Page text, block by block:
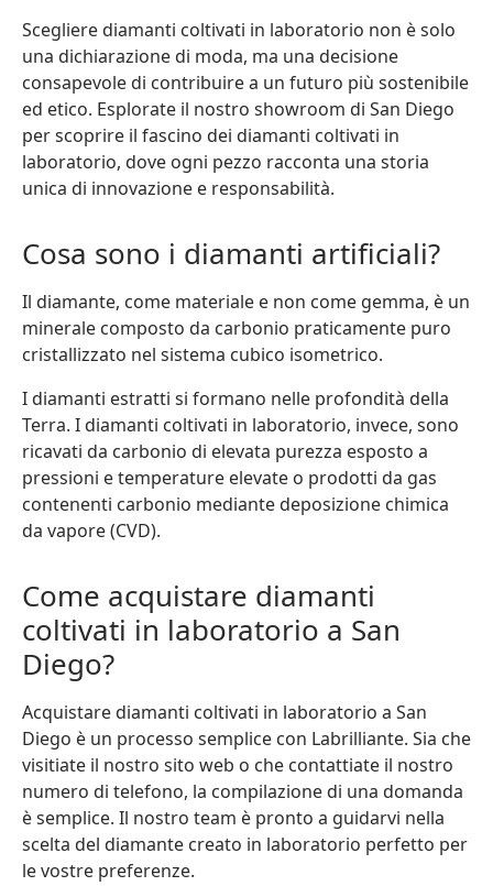
Scegliere diamanti coltivati in laboratorio non è solo
una dichiarazione di moda, ma una decisione
consapevole di contribuire a un futuro più sostenibile
ed etico. Esplorate il nostro showroom di San Diego
per scoprire il fascino dei diamanti coltivati in
laboratorio, dove ogni pezzo racconta una storia
unica di innovazione e responsabilità.
Cosa sono i diamanti artificiali?
Il diamante, come materiale e non come gemma, è un
minerale composto da carbonio praticamente puro
cristallizzato nel sistema cubico isometrico.
I diamanti estratti si formano nelle profondità della
Terra. I diamanti coltivati in laboratorio, invece, sono
ricavati da carbonio di elevata purezza esposto a
pressioni e temperature elevate o prodotti da gas
contenenti carbonio mediante deposizione chimica
da vapore (CVD).
Come acquistare diamanti
coltivati in laboratorio a San
Diego?
Acquistare diamanti coltivati in laboratorio a San
Diego è un processo semplice con Labrilliante. Sia che
visitiate il nostro sito web o che contattiate il nostro
numero di telefono, la compilazione di una domanda
è semplice. Il nostro team è pronto a guidarvi nella
scelta del diamante creato in laboratorio perfetto per
le vostre preferenze.